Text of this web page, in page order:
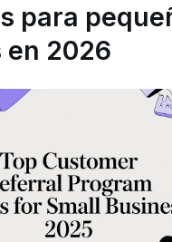
para
en 2026